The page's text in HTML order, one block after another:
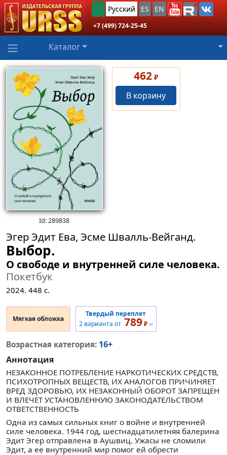
Русский ES EN
+7 (499) 724-25-45
Каталог
Id: 289838
462 ₽
В корзину
Эгер Эдит Ева, Эсме Швалль-Вейганд.
Выбор.
О свободе и внутренней силе человека.
Покетбук
2024. 448 с.
Мягкая обложка
Твердый переплет
2 варианта от 789₽››
Возрастная категория: 16+
Аннотация
НЕЗАКОННОЕ ПОТРЕБЛЕНИЕ НАРКОТИЧЕСКИХ СРЕДСТВ,
ПСИХОТРОПНЫХ ВЕЩЕСТВ, ИХ АНАЛОГОВ ПРИЧИНЯЕТ
ВРЕД ЗДОРОВЬЮ, ИХ НЕЗАКОННЫЙ ОБОРОТ ЗАПРЕЩЁН
И ВЛЕЧЁТ УСТАНОВЛЕННУЮ ЗАКОНОДАТЕЛЬСТВОМ
ОТВЕТСТВЕННОСТЬ
Одна из самых сильных книг о войне и внутренней
силе человека. 1944 год, шестнадцатилетняя балерина
Эдит Эгер отправлена в Аушвиц. Ужасы не сломили
Эдит, а ее внутренний мир помог ей обрести